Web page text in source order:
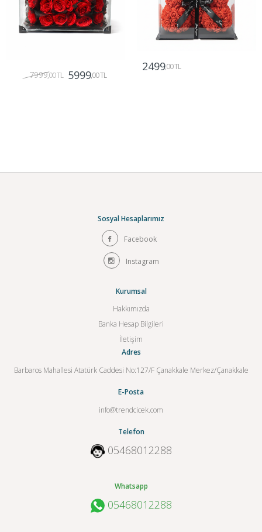
7999,00 TL 5999,00 TL
2499,00 TL
Sosyal Hesaplarımız
Facebook
Instagram
Kurumsal
Hakkımızda
Banka Hesap Bilgileri
İletişim
Adres
Barbaros Mahallesi Atatürk Caddesi No:127/F Çanakkale Merkez/Çanakkale
E-Posta
info@trendcicek.com
Telefon
05468012288
Whatsapp
05468012288